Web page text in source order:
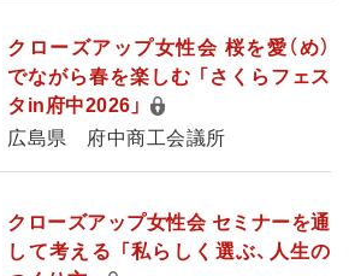
クローズアップ女性会 桜を愛（め）
でながら春を楽しむ 「さくらフェス
タin府中2026」
広島県 府中商工会議所
クローズアップ女性会 セミナーを通
して考える 「私らしく選ぶ、人生の